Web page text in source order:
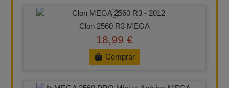
Clon 2560 R3 MEGA
18,99 €
Comprar